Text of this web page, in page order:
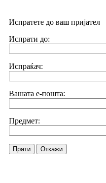
Испратете до ваш пријател
Испрати до:
Испраќач:
Вашата е-пошта:
Предмет:
Прати Откажи